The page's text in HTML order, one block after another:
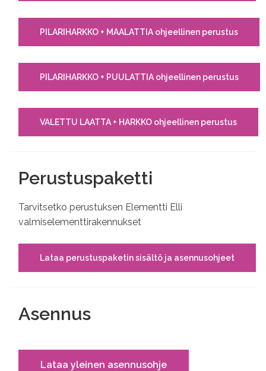
PILARIHARKKO + MAALATTIA ohjeellinen perustus
PILARIHARKKO + PUULATTIA ohjeellinen perustus
VALETTU LAATTA + HARKKO ohjeellinen perustus
Perustuspaketti
Tarvitsetko perustuksen Elementti Elli
valmiselementtirakennukset
Lataa perustuspaketin sisältö ja asennusohjeet
Asennus
Lataa yleinen asennusohje